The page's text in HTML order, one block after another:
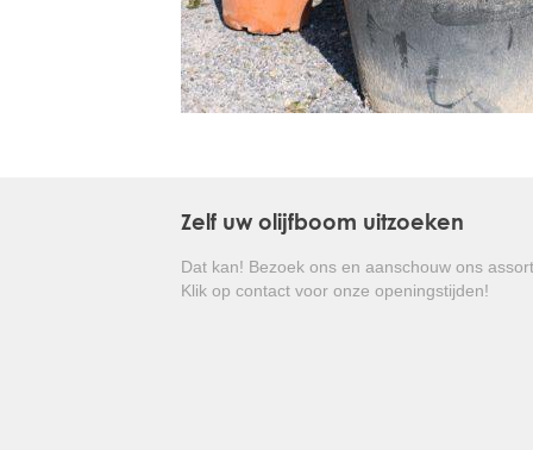
Zelf uw olijfboom uitzoeken
Dat kan! Bezoek ons en aanschouw ons
Klik op contact voor onze openingstijden!